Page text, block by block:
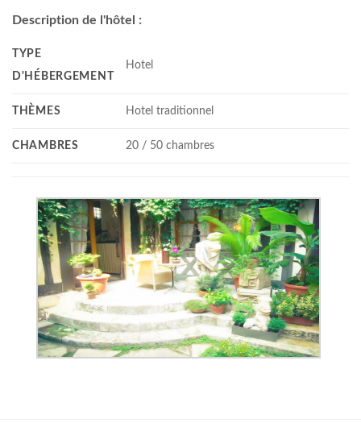
Description de l'hôtel :
TYPE
D'HÉBERGEMENT
Hotel
THÈMES Hotel traditionnel
CHAMBRES 20 / 50 chambres